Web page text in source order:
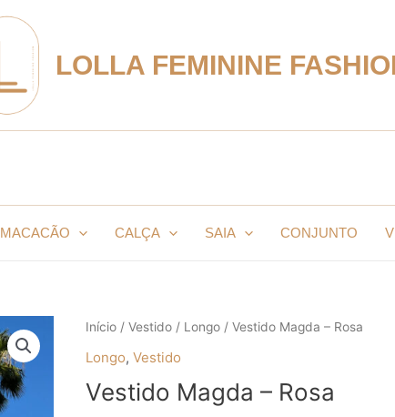
LOLLA FEMININE
MACACÃO CALÇA SAIA CONJUNTO
Início /Vestido / Longo / Vestido Magda – Rosa
Longo,Vestido
Vestido Magda – Rosa